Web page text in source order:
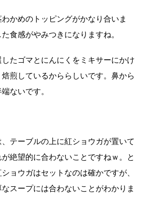
かめのトッピングがかなり合いま
食感がやみつきになりますね。
たゴマとにんにくをミキサーにかけ
煎しているかららしいです。鼻から
ないです。
テーブルの上に紅ショウガが置いて
絶望的に合わないことですねｗ。と
ョウガはセットなのは確かですが、
スープには合わないことがわかりま